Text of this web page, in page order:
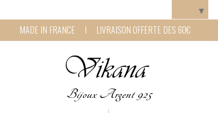
MADE IN FRANCE I LIVRAISON OFFERTE DES 60€
Bijoux Argent 925
▼